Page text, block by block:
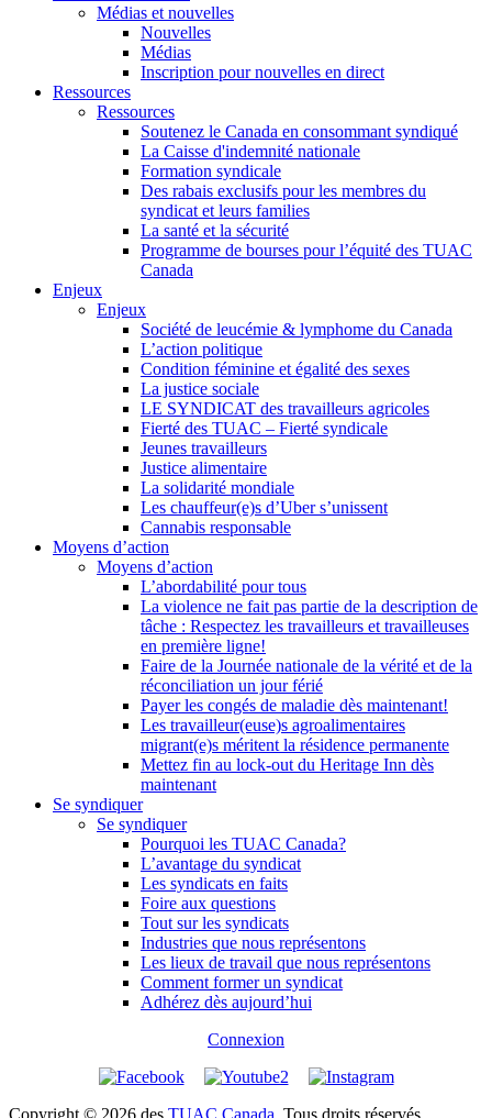
Médias et nouvelles
Nouvelles
Médias
Inscription pour nouvelles en direct
Ressources
Ressources
Soutenez le Canada en consommant syndiqué
La Caisse d'indemnité nationale
Formation syndicale
Des rabais exclusifs pour les membres du
syndicat et leurs families
La santé et la sécurité
Programme de bourses pour l’équité des TUAC
Canada
Enjeux
Enjeux
Société de leucémie & lymphome du Canada
L’action politique
Condition féminine et égalité des sexes
La justice sociale
LE SYNDICAT des travailleurs agricoles
Fierté des TUAC – Fierté syndicale
Jeunes travailleurs
Justice alimentaire
La solidarité mondiale
Les chauffeur(e)s d’Uber s’unissent
Cannabis responsable
Moyens d’action
Moyens d’action
L’abordabilité pour tous
La violence ne fait pas partie de la description de
tâche : Respectez les travailleurs et travailleuses
en première ligne!
Faire de la Journée nationale de la vérité et de la
réconciliation un jour férié
Payer les congés de maladie dès maintenant!
Les travailleur(euse)s agroalimentaires
migrant(e)s méritent la résidence permanente
Mettez fin au lock-out du Heritage Inn dès
maintenant
Se syndiquer
Se syndiquer
Pourquoi les TUAC Canada?
L’avantage du syndicat
Les syndicats en faits
Foire aux questions
Tout sur les syndicats
Industries que nous représentons
Les lieux de travail que nous représentons
Comment former un syndicat
Adhérez dès aujourd’hui
Connexion
Copyright © 2026 des TUAC Canada . Tous droits réservés.